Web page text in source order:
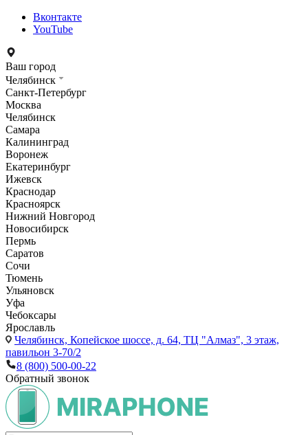
Вконтакте
YouTube
Ваш город
Челябинск
Санкт-Петербург
Москва
Челябинск
Самара
Калининград
Воронеж
Екатеринбург
Ижевск
Краснодар
Красноярск
Нижний Новгород
Новосибирск
Пермь
Саратов
Сочи
Тюмень
Ульяновск
Уфа
Чебоксары
Ярославль
Челябинск, Копейское шоссе, д. 64, ТЦ "Алмаз", 3 этаж,
павильон 3-70/2
8 (800) 500-00-22
Обратный звонок